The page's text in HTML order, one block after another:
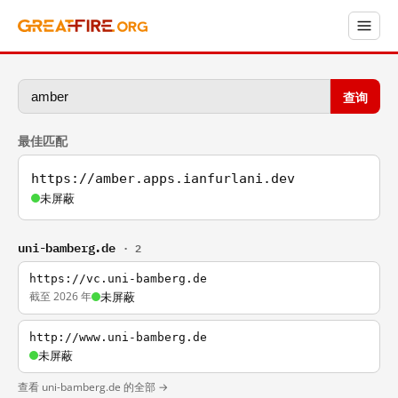
查询
最佳匹配
https://amber.apps.ianfurlani.dev
未屏蔽
uni-bamberg.de · 2
https://vc.uni-bamberg.de
截至 2026 年 未屏蔽
http://www.uni-bamberg.de
未屏蔽
查看 uni-bamberg.de 的全部 →